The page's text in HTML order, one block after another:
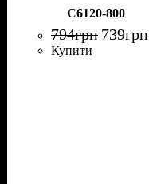
C6120-800
794грн 739грн
Купити